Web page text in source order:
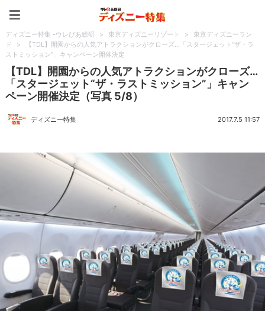
ディズニー特集 -ウレぴあ総研 > 東京ディズニーリゾート >
東京ディズニーラン
ド
>
【TDL】開園からの人気アトラクションがクローズ…「スタージェット“ザ・ラ
ストミッション”」キャンペーン開催決定
【TDL】開園からの人気アトラクションがクローズ…
「スタージェット“ザ・ラストミッション”」キャン
ペーン開催決定（写真 5/8）
ディズニー特集 2017.7.5 11:57